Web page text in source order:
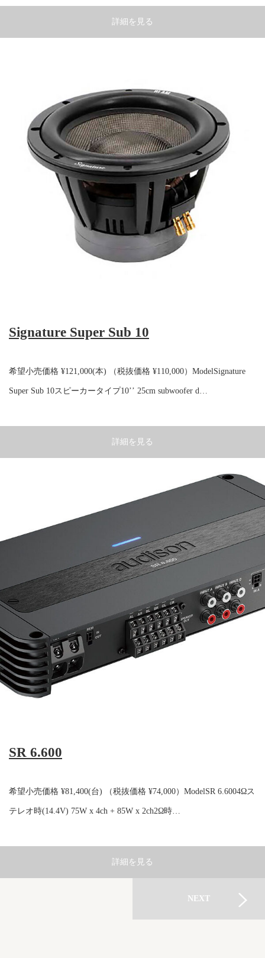
詳細を見る
Signature Super Sub 10
希望小売価格 ¥121,000(本) （税抜価格 ¥110,000）ModelSignature
Super Sub 10スピーカータイプ10’’ 25cm subwoofer d…
詳細を見る
SR 6.600
希望小売価格 ¥81,400(台) （税抜価格 ¥74,000）ModelSR 6.6004Ωス
テレオ時(14.4V) 75W x 4ch + 85W x 2ch2Ω時…
詳細を見る
NEXT